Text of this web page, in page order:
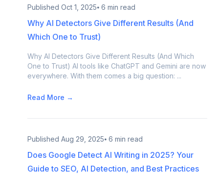
Published Oct 1, 2025⦁ 6 min read
Why AI Detectors Give Different Results (And
Which One to Trust)
Why AI Detectors Give Different Results (And Which
One to Trust) AI tools like ChatGPT and Gemini are now
everywhere. With them comes a big question: ...
Read More →
Published Aug 29, 2025⦁ 6 min read
Does Google Detect AI Writing in 2025? Your
Guide to SEO, AI Detection, and Best Practices